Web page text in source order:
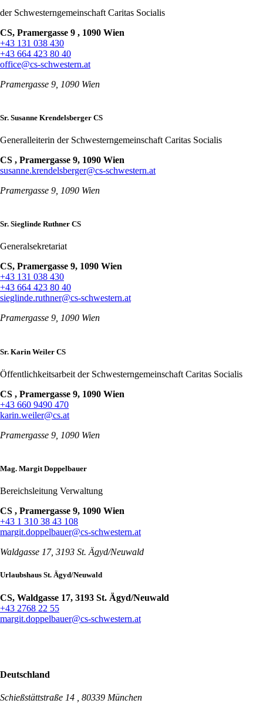
der Schwesterngemeinschaft Caritas Socialis
CS, Pramergasse 9 , 1090 Wien
+43 131 038 430
+43 664 423 80 40
office@cs-schwestern.at
Pramergasse 9, 1090 Wien
Sr. Susanne Krendelsberger CS
Generalleiterin der Schwesterngemeinschaft Caritas Socialis
CS , Pramergasse 9, 1090 Wien
susanne.krendelsberger@cs-schwestern.at
Pramergasse 9, 1090 Wien
Sr. Sieglinde Ruthner CS
Generalsekretariat
CS, Pramergasse 9, 1090 Wien
+43 131 038 430
+43 664 423 80 40
sieglinde.ruthner@cs-schwestern.at
Pramergasse 9, 1090 Wien
Sr. Karin Weiler CS
Öffentlichkeitsarbeit der Schwesterngemeinschaft Caritas Socialis
CS , Pramergasse 9, 1090 Wien
+43 660 9490 470
karin.weiler@cs.at
Pramergasse 9, 1090 Wien
Mag. Margit Doppelbauer
Bereichsleitung Verwaltung
CS , Pramergasse 9, 1090 Wien
+43 1 310 38 43 108
margit.doppelbauer@cs-schwestern.at
Waldgasse 17, 3193 St. Ägyd/Neuwald
Urlaubshaus St. Ägyd/Neuwald
CS, Waldgasse 17, 3193 St. Ägyd/Neuwald
+43 2768 22 55
margit.doppelbauer@cs-schwestern.at
Deutschland
Schießstättstraße 14 , 80339 München